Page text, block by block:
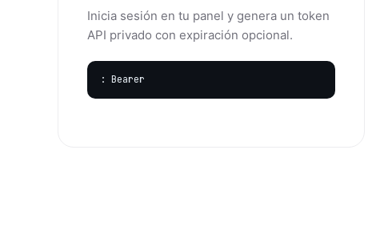
Inicia sesión en tu panel y genera un token
API privado con expiración opcional.
: Bearer